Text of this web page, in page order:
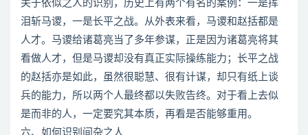
关于依似之人的识别，历史上有两个有名的案例：一是挥
泪斩马谡，一是长平之战。从外表来看，马谡和赵括都是
人才。马谡给诸葛亮当了多年参谋，正是因为诸葛亮将其
看做人才，但是马谡却没有真正实际操练能力；长平之战
的赵括亦是如此，虽然很聪慧、很有计谋，却只有纸上谈
兵的能力，所以两个人最终都以失败告终。对于看上去似
是而非的人，一定要究其本质，再看是否能够重用。
六、如何识别间杂之人